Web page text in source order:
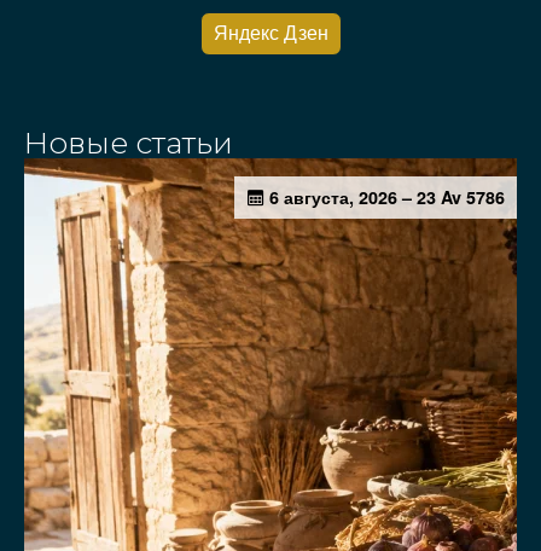
Яндекс Дзен
Новые статьи